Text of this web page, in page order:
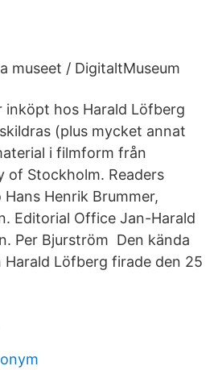
museet / DigitaltMuseum
hos Harald Löfberg
(plus mycket annat
i filmform från
of Stockholm. Readers
Henrik Brummer,
Editorial Office Jan-Harald
Per Bjurström Den kända
Harald Löfberg firade den 25